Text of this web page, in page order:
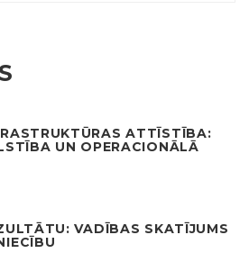
ATTĪSTĪBA:
UN OPERACIONĀLĀ
VADĪBAS SKATĪJUMS